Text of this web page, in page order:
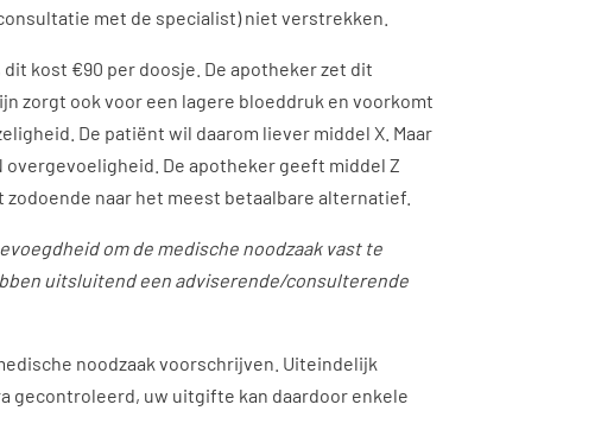
met de specialist) niet verstrekken.
kost €90 per doosje. De apotheker zet dit
zorgt ook voor een lagere bloeddruk en voorkomt
De patiënt wil daarom liever middel X. Maar
De apotheker geeft middel Z
naar het meest betaalbare alternatief.
om de medische noodzaak vast te
uitsluitend een adviserende/consulterende
noodzaak voorschrijven. Uiteindelijk
gecontroleerd, uw uitgifte kan daardoor enkele